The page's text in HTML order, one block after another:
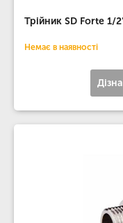
Трійник SD Forte 1/
Немає в наявності